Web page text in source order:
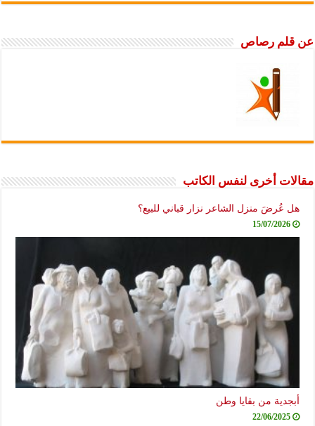
عن قلم رصاص
مقالات أخرى لنفس الكاتب
هل عُرضَ منزل الشاعر نزار قباني للبيع؟
15/07/2026
أبجدية من بقايا وطن
22/06/2025